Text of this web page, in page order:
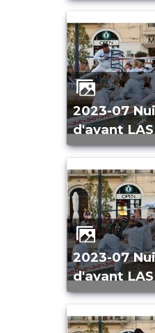
2023-07 Nuitée copains
d'avant LAS
2023-07 Nuitée copains
d'avant LAS